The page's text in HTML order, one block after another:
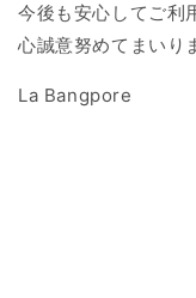
今後も安心してご利
心誠意努めてまいり
La Bangpore